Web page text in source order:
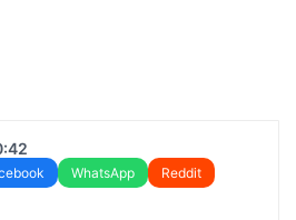
WhatsApp
Reddit